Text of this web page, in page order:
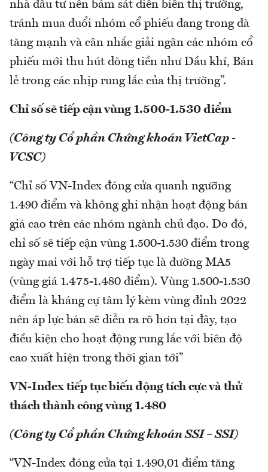
nhà đầu tư nên bám sát diễn biến thị trường,
tránh mua đuổi nhóm cổ phiếu đang trong đà
tăng mạnh và cân nhắc giải ngân các nhóm cổ
phiếu mới thu hút dòng tiền như Dầu khí, Bán
lẻ trong các nhịp rung lắc của thị trường”.
Chỉ số sẽ tiếp cận vùng 1.500-1.530 điểm
(Công ty Cổ phần Chứng khoán VietCap -
VCSC)
“Chỉ số VN-Index đóng cửa quanh ngưỡng
1.490 điểm và không ghi nhận hoạt động bán
giá cao trên các nhóm ngành chủ đạo. Do đó,
chỉ số sẽ tiếp cận vùng 1.500-1.530 điểm trong
ngày mai với hỗ trợ tiếp tục là đường MA5
(vùng giá 1.475-1.480 điểm). Vùng 1.500-1.530
điểm là kháng cự tâm lý kèm vùng đỉnh 2022
nên áp lực bán sẽ diễn ra rõ hơn tại đây, tạo
điều kiện cho hoạt động rung lắc với biên độ
cao xuất hiện trong thời gian tới”
VN-Index tiếp tục biến động tích cực và thử
thách thành công vùng 1.480
(Công ty Cổ phần Chứng khoán SSI – SSI)
“VN-Index đóng cửa tại 1.490,01 điểm tăng